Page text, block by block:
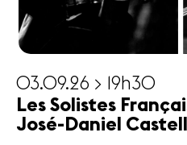
03.09.26 > 19h30
Les Solistes
José-Daniel